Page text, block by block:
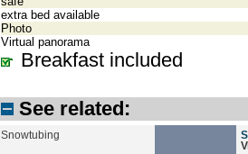
extra bed available
Photo
Virtual panorama
Breakfast included
See related:
Snowtubing